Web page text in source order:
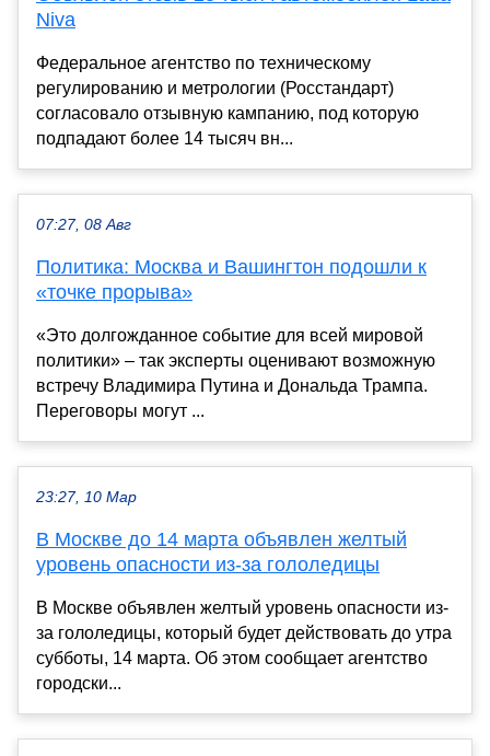
Niva
Федеральное агентство по техническому
регулированию и метрологии (Росстандарт)
согласовало отзывную кампанию, под которую
подпадают более 14 тысяч вн...
07:27, 08 Авг
Политика: Москва и Вашингтон подошли к
«точке прорыва»
«Это долгожданное событие для всей мировой
политики» – так эксперты оценивают возможную
встречу Владимира Путина и Дональда Трампа.
Переговоры могут ...
23:27, 10 Мар
В Москве до 14 марта объявлен желтый
уровень опасности из-за гололедицы
В Москве объявлен желтый уровень опасности из-
за гололедицы, который будет действовать до утра
субботы, 14 марта. Об этом сообщает агентство
городски...